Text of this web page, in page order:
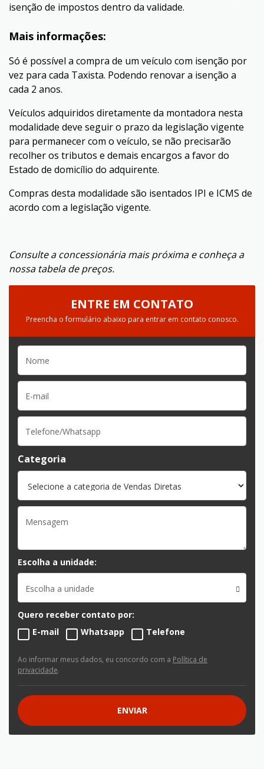
isenção de impostos dentro da validade.
Mais informações:
Só é possível a compra de um veículo com isenção por
vez para cada Taxista.​ Podendo renovar a isenção a
cada 2 anos.
Veículos adquiridos diretamente da montadora nesta
modalidade deve seguir o prazo da legislação vigente
para permanecer com o veículo, se não precisarão
recolher os tributos e demais encargos a favor do
Estado de domicílio do adquirente.
Compras desta modalidade são isentados IPI e ICMS de
acordo com a legislação vigente.
Consulte a concessionária mais próxima e conheça a
nossa tabela de preços.
ENTRE EM CONTATO
Preencha o formulário abaixo para entrar em contato conosco.
Categoria
Escolha a unidade:
Escolha a unidade
Quero receber contato por:
E-mail
Whatsapp Telefone
Ao informar meus dados, eu concordo com a Política de
privacidade.
ENVIAR